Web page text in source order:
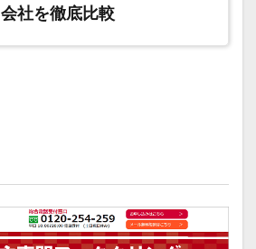
会社を徹底比較